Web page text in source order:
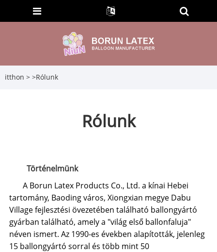
itthon > >Rólunk
Rólunk
Történelmünk
A Borun Latex Products Co., Ltd. a kínai Hebei
tartomány, Baoding város, Xiongxian megye Dabu
Village fejlesztési övezetében található ballongyártó
gyárban található, amely a "világ első ballonfaluja"
néven ismert. Az 1990-es években alapították, jelenleg
15 ballongyártó sorral és több mint 50